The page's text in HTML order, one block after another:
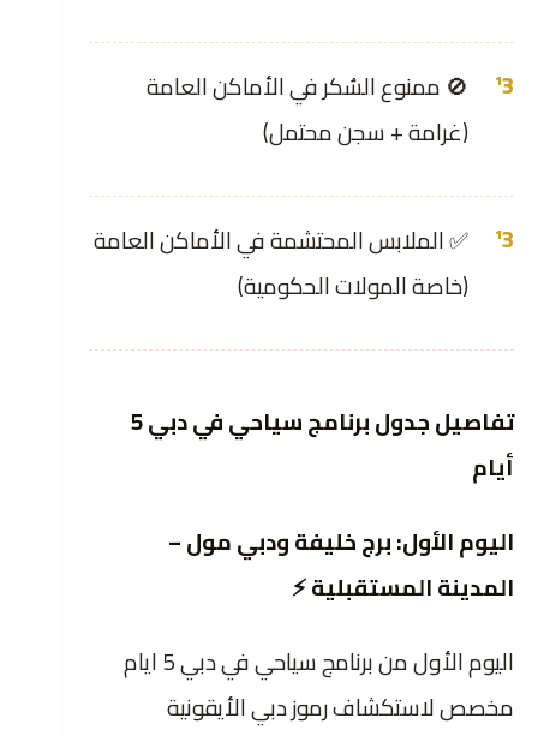
🚫 ممنوع السُكر في الأماكن العامة
(غرامة + سجن محتمل)
✅ الملابس المحتشمة في الأماكن العامة
(خاصة المولات الحكومية)
تفاصيل جدول برنامج سياحي في دبي 5
أيام
اليوم الأول: برج خليفة ودبي مول –
المدينة المستقبلية ⚡
اليوم الأول من برنامج سياحي في دبي 5 ايام
مخصص لاستكشاف رموز دبي الأيقونية